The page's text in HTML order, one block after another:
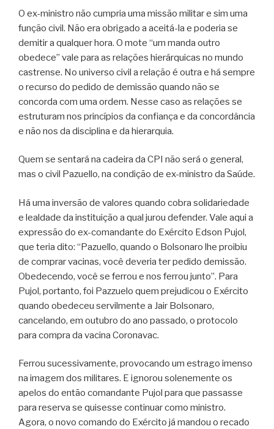
O ex-ministro não cumpria uma missão militar e sim uma
função civil. Não era obrigado a aceitá-la e poderia se
demitir a qualquer hora. O mote “um manda outro
obedece” vale para as relações hierárquicas no mundo
castrense. No universo civil a relação é outra e há sempre
o recurso do pedido de demissão quando não se
concorda com uma ordem. Nesse caso as relações se
estruturam nos princípios da confiança e da concordância
e não nos da disciplina e da hierarquia.
Quem se sentará na cadeira da CPI não será o general,
mas o civil Pazuello, na condição de ex-ministro da Saúde.
Há uma inversão de valores quando cobra solidariedade
e lealdade da instituição a qual jurou defender. Vale aqui a
expressão do ex-comandante do Exército Edson Pujol,
que teria dito: “Pazuello, quando o Bolsonaro lhe proibiu
de comprar vacinas, você deveria ter pedido demissão.
Obedecendo, você se ferrou e nos ferrou junto”. Para
Pujol, portanto, foi Pazzuelo quem prejudicou o Exército
quando obedeceu servilmente a Jair Bolsonaro,
cancelando, em outubro do ano passado, o protocolo
para compra da vacina Coronavac.
Ferrou sucessivamente, provocando um estrago imenso
na imagem dos militares. E ignorou solenemente os
apelos do então comandante Pujol para que passasse
para reserva se quisesse continuar como ministro.
Agora, o novo comando do Exército já mandou o recado